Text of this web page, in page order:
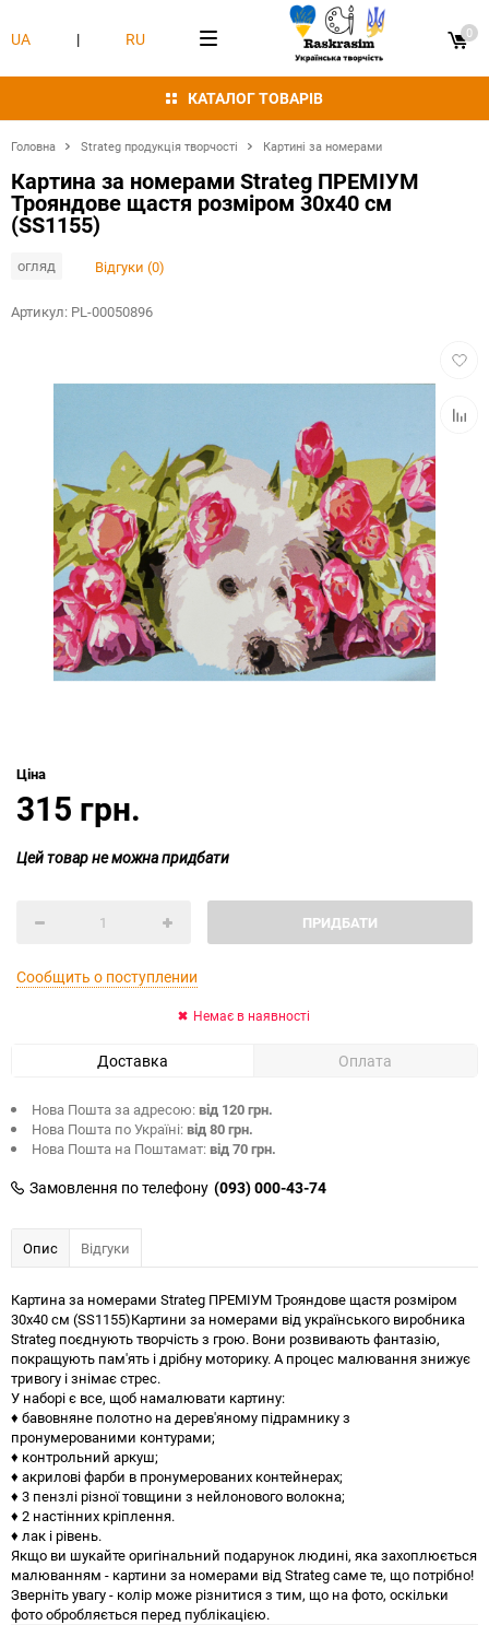
КАТАЛОГ ТОВАРІВ
UA | RU 0
Головна Strateg продукція творчості Картині за номерами
Картина за номерами Strateg ПРЕМІУМ
Трояндове щастя розміром 30х40 см
(SS1155)
огляд Відгуки (0)
Артикул: PL-00050896
Ціна
315 грн.
Цей товар не можна придбати
ПРИДБАТИ
Сообщить о поступлении
Немає в наявності
Доставка Оплата
Нова Пошта за адресою:від 120 грн.
Нова Пошта по Україні:від 80 грн.
Нова Пошта на Поштамат:від 70 грн.
Замовлення по телефону (093) 000-43-74
Опис Відгуки
Картина за номерами Strateg ПРЕМІУМ Трояндове щастя розміром
30х40 см (SS1155)Картини за номерами від українського виробника
Strateg поєднують творчість з грою. Вони розвивають фантазію,
покращують пам'ять і дрібну моторику. А процес малювання знижує
тривогу і знімає стрес.
У наборі є все, щоб намалювати картину:
♦ бавовняне полотно на дерев'яному підрамнику з
пронумерованими контурами;
♦ контрольний аркуш;
♦ акрилові фарби в пронумерованих контейнерах;
♦ 3 пензлі різної товщини з нейлонового волокна;
♦ 2 настінних кріплення.
♦ лак і рівень.
Якщо ви шукайте оригінальний подарунок людині, яка захоплюється
малюванням - картини за номерами від Strateg саме те, що потрібно!
Зверніть увагу - колір може різнитися з тим, що на фото, оскільки
фото обробляється перед публікацією.